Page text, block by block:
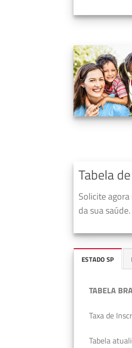
Tabela
Solicite
da sua saúde.
ESTADO SP
TABELA
Taxa de
Tabela